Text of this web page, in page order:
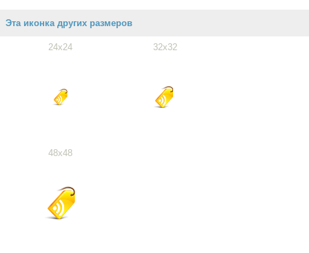
Эта иконка других размеров
24x24 32x32
48x48